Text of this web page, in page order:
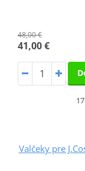
48,00 €
41,00 €
Valčeky pre